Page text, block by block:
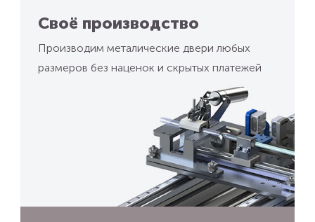
Своё производство
Производим металические двери любых
размеров без наценок и скрытых платежей